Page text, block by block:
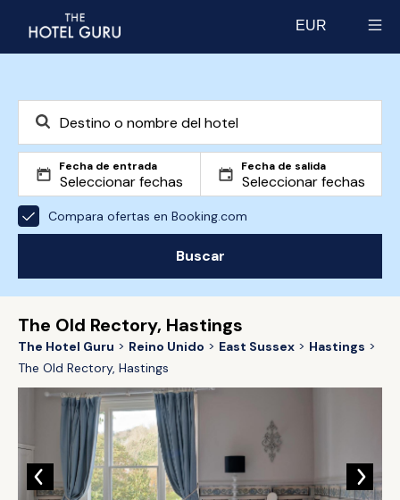
EUR
Fecha de entrada Fecha de salida
Compara ofertas en Booking.com
Buscar
The Old Rectory, Hastings
The Hotel Guru Reino Unido East Sussex
Hastings
The Old Rectory, Hastings